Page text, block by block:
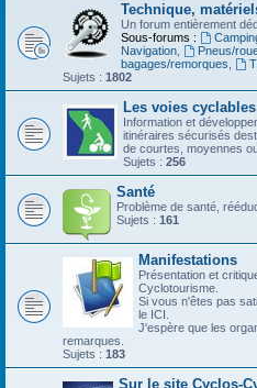
Technique,
Un forum entièrement
Sous-forums :
Navigation
Pneus/
bagages/remorques
Sujets : 1802
Les voies cyclables
Information et
itinéraires sécurisés
de courtes, moyennes
Sujets : 256
Santé
Problème de santé,
Sujets : 161
Manifestations
Présentation et
Cyclotourisme.
Si vous n'êtes pas
le ICI.
J'espère que les
remarques.
Sujets : 183
Sur le site Cyclos-